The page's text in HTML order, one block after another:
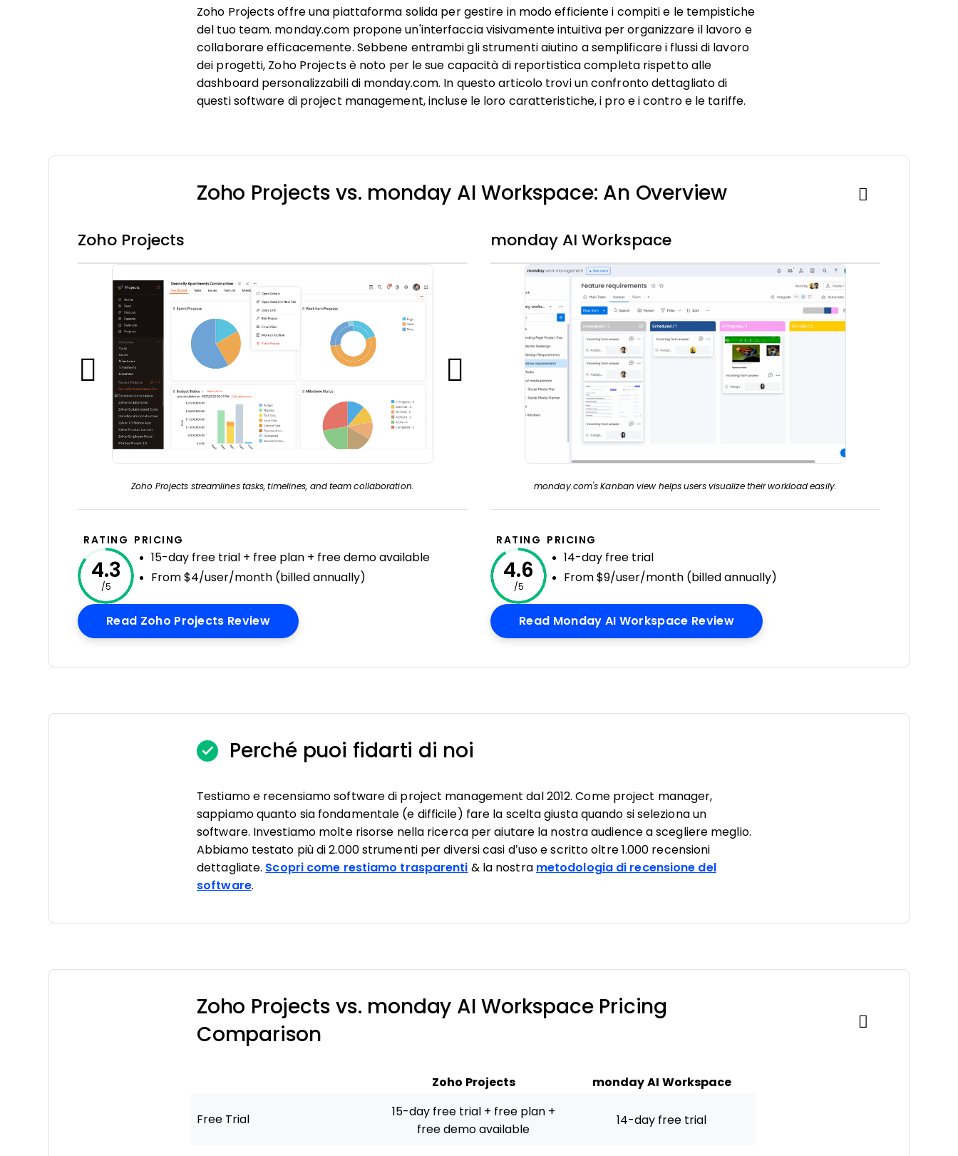
Zoho Projects offre una piattaforma solida per gestire in modo efficiente i compiti e le tempistiche
del tuo team. monday.com propone un'interfaccia visivamente intuitiva per organizzare il lavoro e
collaborare efficacemente. Sebbene entrambi gli strumenti aiutino a semplificare i flussi di lavoro
dei progetti, Zoho Projects è noto per le sue capacità di reportistica completa rispetto alle
dashboard personalizzabili di monday.com. In questo articolo trovi un confronto dettagliato di
questi software di project management, incluse le loro caratteristiche, i pro e i contro e le tariffe.
Zoho Projects vs. monday AI Workspace: An Overview
Zoho Projects
Zoho Projects streamlines tasks, timelines, and team collaboration.
RATING
4.3
/5
PRICING
15-day free trial + free plan + free demo available
From $4/user/month (billed annually)
Read Zoho Projects ReviewOpens New Window
monday AI Workspace
monday.com's Kanban view helps users visualize their workload easily.
RATING
4.6
/5
PRICING
14-day free trial
From $9/user/month (billed annually)
Read Monday AI Workspace ReviewOpens New Window
Perché puoi fidarti di noi
Testiamo e recensiamo software di project management dal 2012. Come project manager,
sappiamo quanto sia fondamentale (e difficile) fare la scelta giusta quando si seleziona un
software. Investiamo molte risorse nella ricerca per aiutare la nostra audience a scegliere meglio.
Abbiamo testato più di 2.000 strumenti per diversi casi d’uso e scritto oltre 1.000 recensioni
dettagliate. Scopri come restiamo trasparenti & la nostra metodologia di recensione del
software.
Zoho Projects vs. monday AI Workspace Pricing
Comparison
Zoho Projects monday AI Workspace
Free Trial
15-day free trial + free plan +
free demo available
14-day free trial